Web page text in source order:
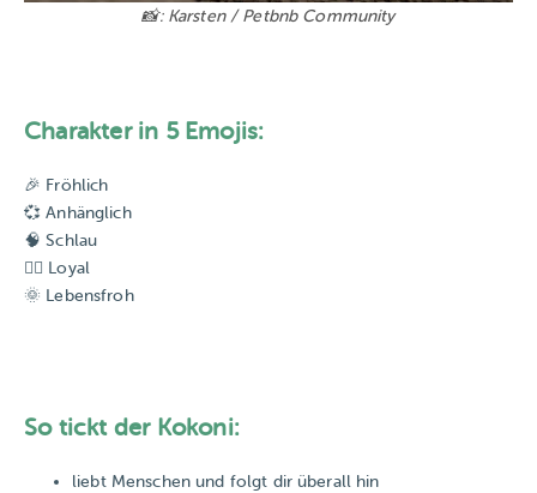
📸: Karsten / Petbnb Community
Charakter in 5 Emojis:
🎉 Fröhlich
💞 Anhänglich
🧠 Schlau
🐕‍🦺 Loyal
🌞 Lebensfroh
So tickt der Kokoni:
liebt Menschen und folgt dir überall hin